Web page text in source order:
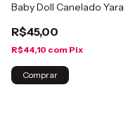
Baby Doll Canelado Yara
R$45,00
R$44,10 com Pix
Comprar